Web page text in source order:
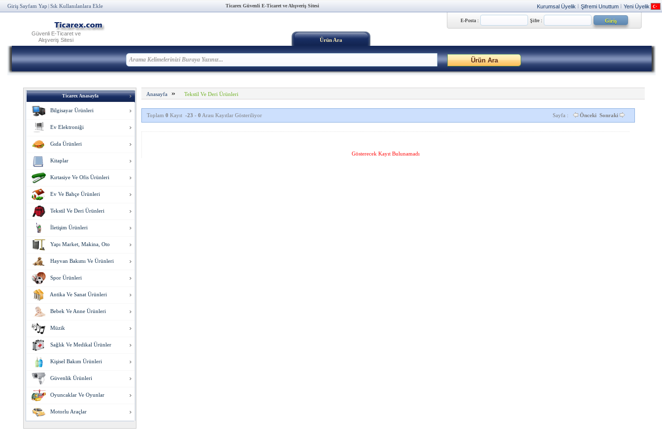
Giriş Sayfam Yap Sık Kullanılanlara Ekle Ticarex Güvenli E-Ticaret ve Alışveriş Sitesi Kurumsal Üyelik Şifremi Unuttum Yeni Üyelik
Güvenli E-Ticaret ve
Alışveriş Sitesi
E-Posta : Şifre :
Ürün Ara
Ticarex Anasayfa
Bilgisayar Ürünleri
Ev Elektroniği
Gıda Ürünleri
Kitaplar
Kırtasiye Ve Ofis Ürünleri
Ev Ve Bahçe Ürünleri
Tekstil Ve Deri Ürünleri
İletişim Ürünleri
Yapı Market, Makina, Oto
Hayvan Bakımı Ve Ürünleri
Spor Ürünleri
Antika Ve Sanat Ürünleri
Bebek Ve Anne Ürünleri
Müzik
Sağlık Ve Medikal Ürünler
Kişisel Bakım Ürünleri
Güvenlik Ürünleri
Oyuncaklar Ve Oyunlar
Motorlu Araçlar
Anasayfa» Tekstil Ve Deri Ürünleri
Toplam 0 Kayıt -23 - 0 Arası Kayıtlar Gösteriliyor Sayfa : Önceki Sonraki
Gösterecek Kayıt Bulunamadı